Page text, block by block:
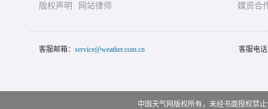
版权声明
网站律师
媒资合
客服邮箱： service@weather.com.cn 客服电
中国天气网版权所有，未经书面授权